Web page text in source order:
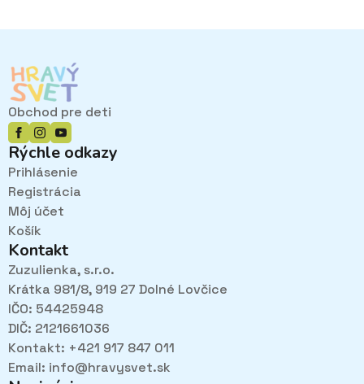
variantov.
vybrať
stránke
Obchod pre deti
Rýchle odkazy
Prihlásenie
Registrácia
Môj účet
Košík
Kontakt
Zuzulienka, s.r.o.
Krátka 981/8, 919 27 Dolné Lovčice
IČO: 54425948
DIČ: 2121661036
Kontakt: +421 917 847 011
Email: info@hravysvet.sk